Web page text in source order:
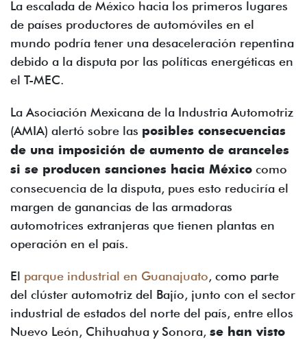
La escalada de México hacia los primeros lugares
de países productores de automóviles en el
mundo podría tener una desaceleración repentina
debido a la disputa por las políticas energéticas en
el T-MEC.
La Asociación Mexicana de la Industria Automotriz
(AMIA) alertó sobre las posibles consecuencias
de una imposición de aumento de aranceles
si se producen sanciones hacia México como
consecuencia de la disputa, pues esto reduciría el
margen de ganancias de las armadoras
automotrices extranjeras que tienen plantas en
operación en el país.
El parque industrial en Guanajuato, como parte
del clúster automotriz del Bajío, junto con el sector
industrial de estados del norte del país, entre ellos
Nuevo León, Chihuahua y Sonora, se han visto